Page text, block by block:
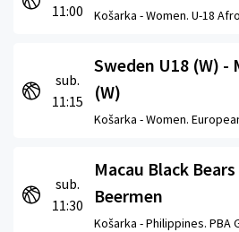
11:00
Košarka -Women. U-18
sub.
11:15
Sweden U18 (W) -
(W)
Košarka -Women.
sub.
11:30
Macau Black
Beermen
Košarka -Philippines. PBA